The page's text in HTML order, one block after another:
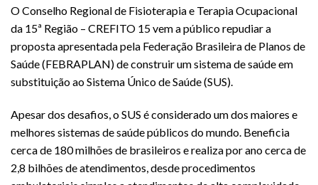
O Conselho Regional de Fisioterapia e Terapia Ocupacional
da 15ª Região – CREFITO 15 vem a público repudiar a
proposta apresentada pela Federação Brasileira de Planos de
Saúde (FEBRAPLAN) de construir um sistema de saúde em
substituição ao Sistema Único de Saúde (SUS).
Apesar dos desafios, o SUS é considerado um dos maiores e
melhores sistemas de saúde públicos do mundo. Beneficia
cerca de 180 milhões de brasileiros e realiza por ano cerca de
2,8 bilhões de atendimentos, desde procedimentos